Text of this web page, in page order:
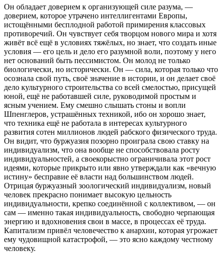
Он обладает доверием к организующей силе разума, —
доверием, которое утрачено интеллигентами Европы,
истощёнными бесплодной работой примирения классовых
противоречий. Он чувствует себя творцом нового мира и хотя
живёт всё ещё в условиях тяжёлых, но знает, что создать иные
условия — его цель и дело его разумной воли, поэтому у него
нет оснований быть пессимистом. Он молод не только
биологически, но исторически. Он — сила, которая только что
осознала свой путь, своё значение в истории, и он делает своё
дело культурного строительства со всей смелостью, присущей
юной, ещё не работавшей силе, руководимой простым и
ясным учением. Ему смешно слышать стоны и вопли
Шпенглеров, устрашённых техникой, ибо он хорошо знает,
что техника ещё не работала в интересах культурного
развития сотен миллионов людей рабского физического труда.
Он видит, что буржуазия позорно проиграла свою ставку на
индивидуализм, что она вообще не способствовала росту
индивидуальностей, а своекорыстно ограничивала этот рост
идеями, которые прикрыто или явно утверждали как «вечную
истину» бесправие её власти над большинством людей.
Отрицая буржуазный зоологический индивидуализм, новый
человек прекрасно понимает высокую цельность
индивидуальности, крепко соединённой с коллективом, — он
сам — именно такая индивидуальность, свободно черпающая
энергию и вдохновения свои в массе, в процессах её труда.
Капитализм привёл человечество к анархии, которая угрожает
ему чудовищной катастрофой, — это ясно каждому честному
человеку.